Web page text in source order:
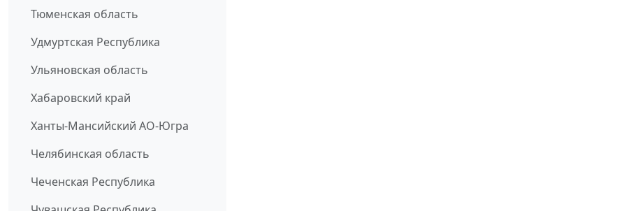
Тюменская область
Удмуртская Республика
Ульяновская область
Хабаровский край
Ханты-Мансийский АО-Югра
Челябинская область
Чеченская Республика